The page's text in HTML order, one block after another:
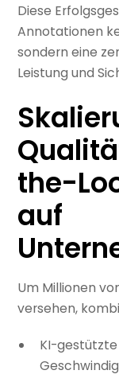
Diese
Annotationen
sondern eine
Leistung und
the-
auf
Um Millionen
versehen,
KI-